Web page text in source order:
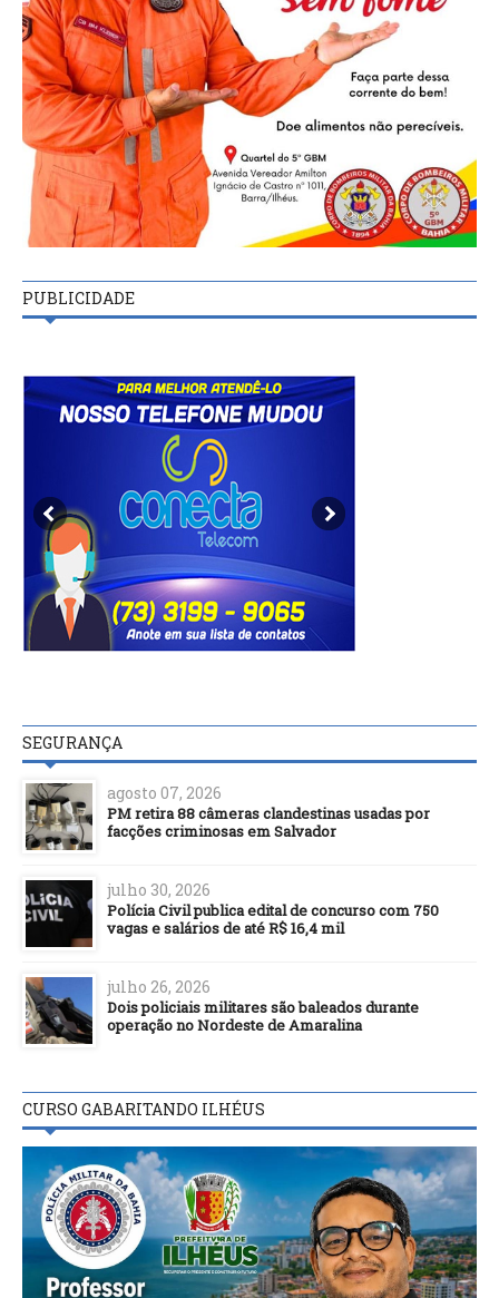
PUBLICIDADE
SEGURANÇA
agosto 07, 2026
PM retira 88 câmeras clandestinas usadas por
facções criminosas em Salvador
julho 30, 2026
Polícia Civil publica edital de concurso com 750
vagas e salários de até R$ 16,4 mil
julho 26, 2026
Dois policiais militares são baleados durante
operação no Nordeste de Amaralina
CURSO GABARITANDO ILHÉUS